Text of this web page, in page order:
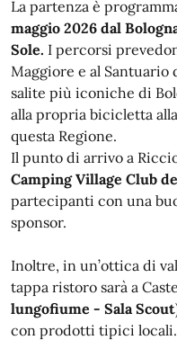
La partenza è
maggio 2026 dal
Sole. I percorsi
Maggiore e al Santuario
salite più iconiche di
alla propria bicicletta
questa Regione.
Il punto di arrivo a
Camping Village Club
partecipanti con una
sponsor.
Inoltre, in un’ottica di
tappa ristoro sarà a
lungofiume - Sala Scout
con prodotti tipici locali.